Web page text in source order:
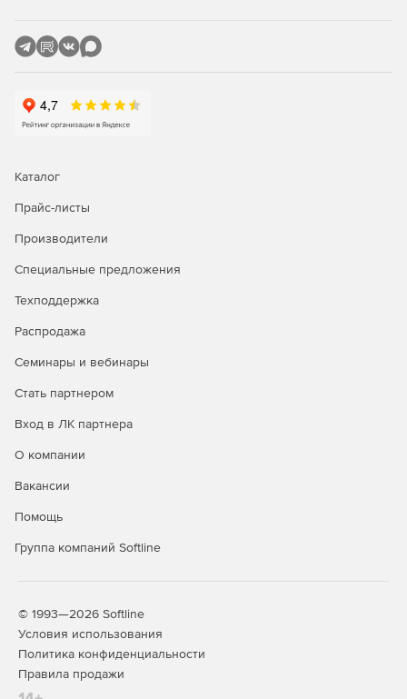
сценариев с подсветкой синтаксиса.
Бесплатная подписка на один год сопровождения ПО.
Бесплатная неограниченная техподдержка в период
Каталог
Прайс-листы
Производители
Специальные предложения
Техподдержка
Распродажа
Семинары и вебинары
Стать партнером
Вход в ЛК партнера
О компании
Вакансии
Помощь
Группа компаний Softline
© 1993—2026 Softline
Условия использования
Политика конфиденциальности
Правила продажи